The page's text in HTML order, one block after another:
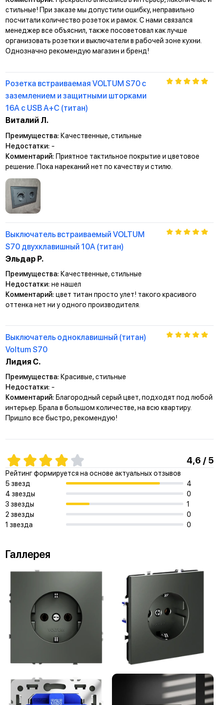
стильные! При заказе мы допустили ошибку, неправильно
посчитали количество розеток и рамок. С нами связался
менеджер все объяснил, также посоветовал как лучше
организовать розетки и выключатели в рабочей зоне кухни.
Однозначно рекомендую магазин и бренд!
Розетка встраиваемая VOLTUM S70 с
заземлением и защитными шторками
16А с USB А+С (титан)
Виталий Л.
Преимущества: Качественные, стильные
Недостатки: -
Комментарий: Приятное тактильное покрытие и цветовое
решение. Пока нареканий нет по качеству и стилю.
Выключатель встраиваемый VOLTUM
S70 двухклавишный 10А (титан)
Эльдар Р.
Преимущества: Качественные, стильные
Недостатки: не нашел
Комментарий: цвет титан просто улет! такого красивого
оттенка нет ни у одного производителя.
Выключатель одноклавишный (титан)
Voltum S70
Лидия С.
Преимущества: Красивые, стильные
Недостатки: -
Комментарий: Благородный серый цвет, подходят под любой
интерьер. Брала в большом количестве, на всю квартиру.
Пришло все быстро, рекомендую!
4,6 / 5
Рейтинг формируется на основе актуальных отзывов
5 звезд
4
4 звезды
0
3 звезды
1
2 звезды
0
1 звезда
0
Галлерея